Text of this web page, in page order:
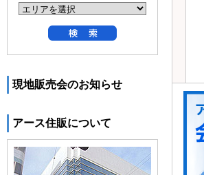
現地販売会のお知らせ
アース住販について